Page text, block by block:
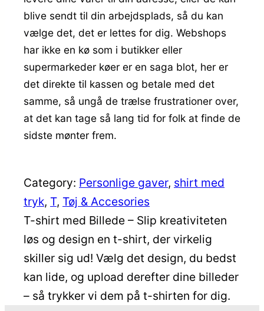
blive sendt til din arbejdsplads, så du kan
vælge det, det er lettes for dig. Webshops
har ikke en kø som i butikker eller
supermarkeder køer er en saga blot, her er
det direkte til kassen og betale med det
samme, så ungå de trælse frustrationer over,
at det kan tage så lang tid for folk at finde de
sidste mønter frem.
Category: Personlige gaver, shirt med
tryk, T, Tøj & Accesories
T-shirt med Billede – Slip kreativiteten
løs og design en t-shirt, der virkelig
skiller sig ud! Vælg det design, du bedst
kan lide, og upload derefter dine billeder
– så trykker vi dem på t-shirten for dig.